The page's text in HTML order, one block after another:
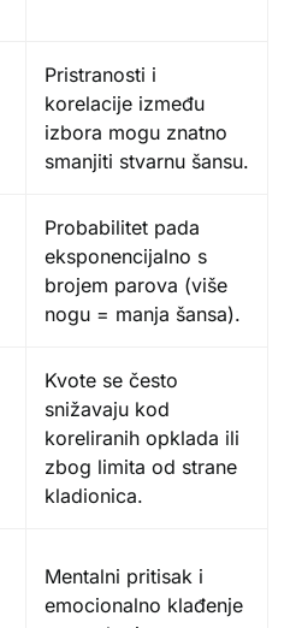
Pristranosti i
korelacije između
izbora mogu znatno
smanjiti stvarnu šansu.
Probabilitet pada
eksponencijalno s
brojem parova (više
nogu = manja šansa).
Kvote se često
snižavaju kod
koreliranih opklada ili
zbog limita od strane
kladionica.
Mentalni pritisak i
emocionalno klađenje